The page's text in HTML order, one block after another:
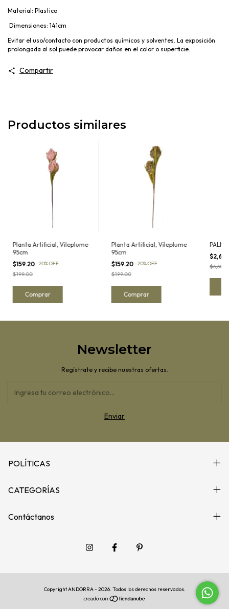
Material: Plastico
Dimensiones: 141cm
Evitar el uso/contacto con productos químicos y solventes. La exposición
prolongada al sol puede provocar daños en el color o superficie.
Compartir
Productos similares
Planta Artificial, Vileplume
95cm
$159.20 -20%OFF
$199.00
Planta Artificial, Vileplume
95cm
$159.20 -20%OFF
$199.00
Newsletter
Regístrate y recibe nuestras ofertas.
POLÍTICAS
CATEGORÍAS
Contáctanos
Copyright ANDORRA - 2026. Todos los derechos reservados.